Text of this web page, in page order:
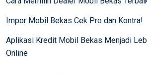
Impor Mobil Bekas Cek Pro dan Kontra!
Aplikasi Kredit Mobil Bekas Menjadi
Online